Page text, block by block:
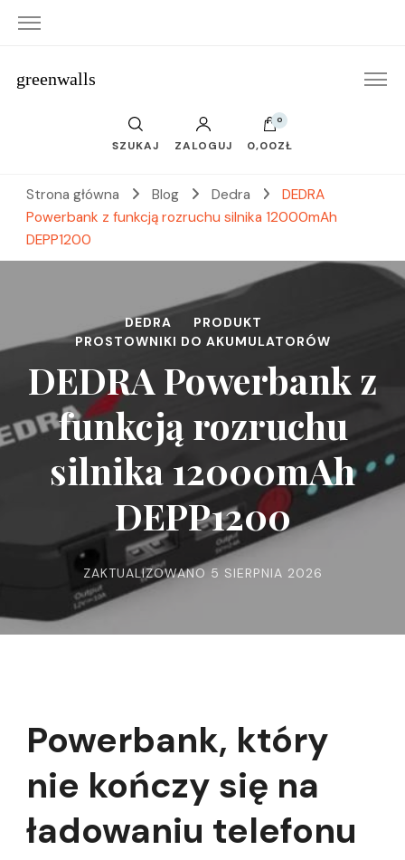
greenwalls
SZUKAJ ZALOGUJ
0
0,00ZŁ
Strona główna Blog Dedra
DEDRA
Powerbank z funkcją rozruchu silnika 12000mAh
DEPP1200
DEDRA
PRODUKT
PROSTOWNIKI DO AKUMULATORÓW
DEDRA Powerbank z
funkcją rozruchu
silnika 12000mAh
DEPP1200
ZAKTUALIZOWANO 5 SIERPNIA 2026
Powerbank, który
nie kończy się na
ładowaniu telefonu